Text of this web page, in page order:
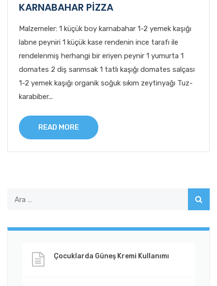
KARNABAHAR PİZZA
Malzemeler: 1 küçük boy karnabahar 1-2 yemek kaşığı
labne peyniri 1 küçük kase rendenin ince tarafı ile
rendelenmiş herhangi bir eriyen peynir 1 yumurta 1
domates 2 diş sarımsak 1 tatlı kaşığı domates salçası
1-2 yemek kaşığı organik soğuk sıkım zeytinyağı Tuz-
karabiber...
READ MORE
Çocuklarda Güneş Kremi Kullanımı